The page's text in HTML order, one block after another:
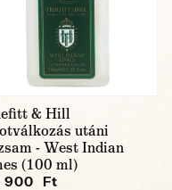
& Hill
utáni
- West Indian
(100 ml)
900 Ft